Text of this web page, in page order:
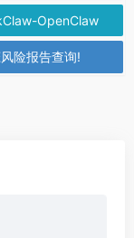
OpenClaw
险报告查询!